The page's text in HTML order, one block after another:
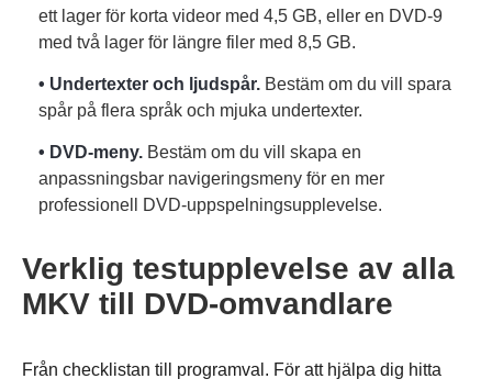
ett lager för korta videor med 4,5 GB, eller en DVD-9
med två lager för längre filer med 8,5 GB.
• Undertexter och ljudspår. Bestäm om du vill spara
spår på flera språk och mjuka undertexter.
• DVD-meny. Bestäm om du vill skapa en
anpassningsbar navigeringsmeny för en mer
professionell DVD-uppspelningsupplevelse.
Verklig testupplevelse av alla
MKV till DVD-omvandlare
Från checklistan till programval. För att hjälpa dig hitta